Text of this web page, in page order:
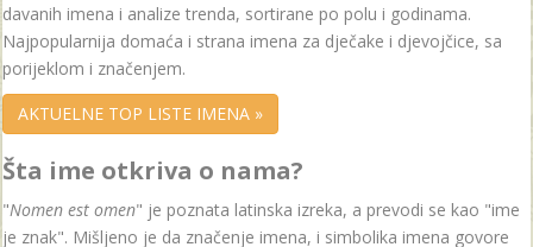
davanih imena i analize trenda, sortirane po polu i godinama.
Najpopularnija domaća i strana imena za dječake i djevojčice, sa
porijeklom i značenjem.
AKTUELNE TOP LISTE IMENA »
Šta ime otkriva o nama?
"Nomen est omen" je poznata latinska izreka, a prevodi se kao "ime
je znak". Mišljeno je da značenje imena, i simbolika imena govore